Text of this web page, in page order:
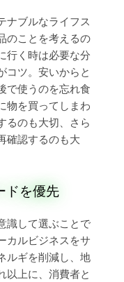
ナブルなライフス
のことを考えるの
行く時は必要な分
コツ。安いからと
で使うのを忘れ食
物を買ってしまわ
るのも大切、さら
確認するのも大
ドを優先
識して選ぶことで
カルビジネスをサ
ルギを削減し、地
以上に、消費者と